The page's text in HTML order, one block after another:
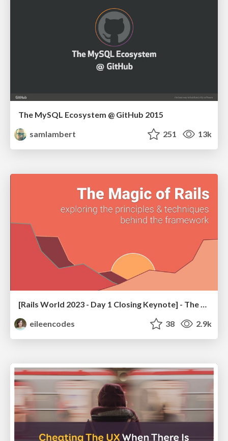
The MySQL Ecosystem @ GitHub 2015
samlambert
251 13k
[Rails World 2023 - Day 1 Closing Keynote] - The Magic of Rails
eileencodes
38 2.9k